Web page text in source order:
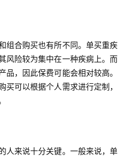
组合购买也有所不同。单买重疾
风险较为集中在一种疾病上。而
品，因此保费可能会相对较高。
买可以根据个人需求进行定制，
人来说十分关键。一般来说，单